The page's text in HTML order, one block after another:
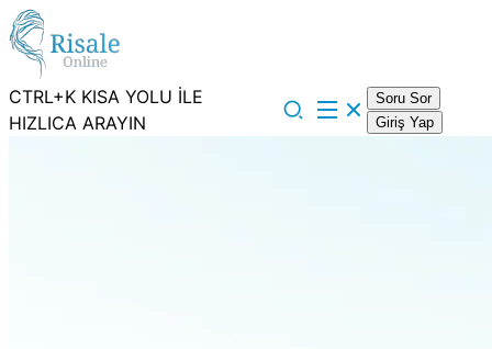
CTRL+K KISA YOLU İLE
HIZLICA ARAYIN
Soru Sor
Giriş Yap